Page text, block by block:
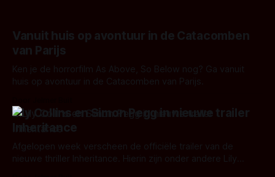
Vanuit huis op avontuur in de Catacomben
van Parijs
Ken je de horrorfilm As Above, So Below nog? Ga vanuit
huis op avontuur in de Catacomben van Parijs.
Lily Collins en Simon Pegg in nieuwe trailer
Inheritance
Afgelopen week verscheen de officiële trailer van de
nieuwe thriller Inheritance. Hierin zijn onder andere Lily